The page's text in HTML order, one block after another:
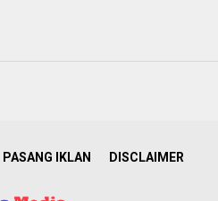
PASANG IKLAN DISCLAIMER